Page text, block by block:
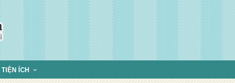
TIỆN ÍCH